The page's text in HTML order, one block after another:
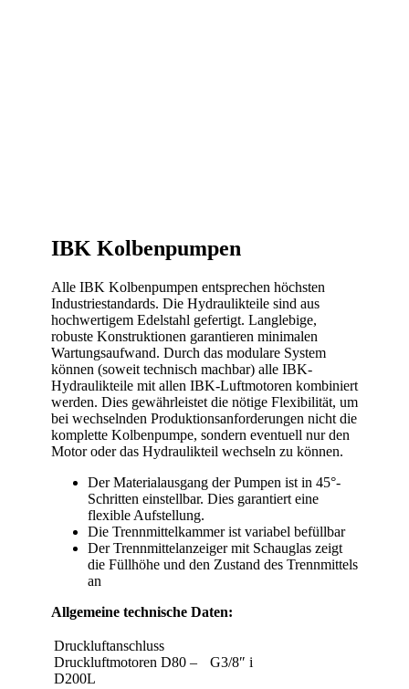
IBK Kolbenpumpen
Alle IBK Kolbenpumpen entsprechen höchsten
Industriestandards. Die Hydraulikteile sind aus
hochwertigem Edelstahl gefertigt. Langlebige,
robuste Konstruktionen garantieren minimalen
Wartungsaufwand. Durch das modulare System
können (soweit technisch machbar) alle IBK-
Hydraulikteile mit allen IBK-Luftmotoren kombiniert
werden. Dies gewährleistet die nötige Flexibilität, um
bei wechselnden Produktionsanforderungen nicht die
komplette Kolbenpumpe, sondern eventuell nur den
Motor oder das Hydraulikteil wechseln zu können.
Der Materialausgang der Pumpen ist in 45°-
Schritten einstellbar. Dies garantiert eine
flexible Aufstellung.
Die Trennmittelkammer ist variabel befüllbar
Der Trennmittelanzeiger mit Schauglas zeigt
die Füllhöhe und den Zustand des Trennmittels
an
Allgemeine technische Daten:
Druckluftanschluss
Druckluftmotoren D80 –
D200L
G3/8″ i